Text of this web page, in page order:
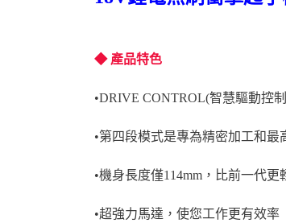
◆ 產品特色
•DRIVE CONTROL(智慧驅動控
•第四段模式是專為精密加工和
•機身長度僅114mm，比前一代更
•超強力馬達，使您工作更有效率